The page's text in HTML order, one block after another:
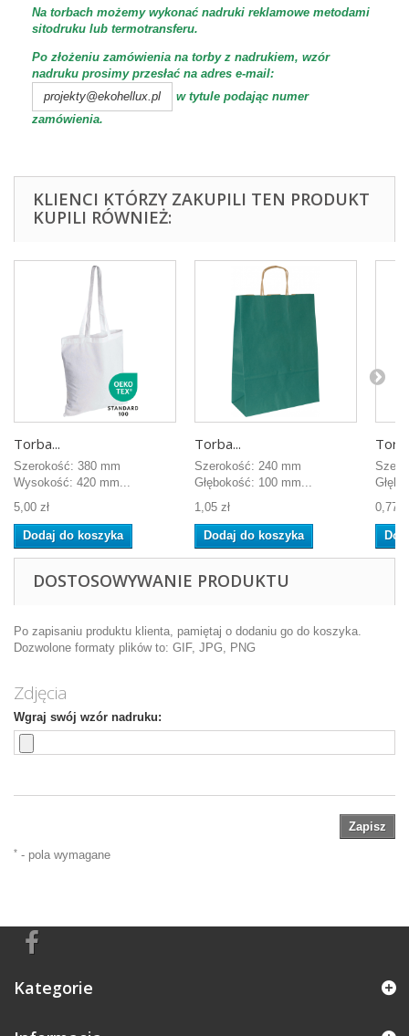
Na torbach możemy wykonać nadruki reklamowe metodami
sitodruku lub termotransferu.
Po złożeniu zamówienia na torby z nadrukiem, wzór
nadruku prosimy przesłać na adres e-mail:
projekty@ekohellux.pl
w tytule podając numer
zamówienia.
KLIENCI KTÓRZY ZAKUPILI TEN PRODUKT
KUPILI RÓWNIEŻ:
Torba...
Szerokość: 380 mm
Wysokość: 420 mm...
5,00 zł
Dodaj do koszyka
Torba...
Szerokość: 240 mm
Głębokość: 100 mm...
1,05 zł
Dodaj do koszyka
0,77
DOSTOSOWYWANIE PRODUKTU
Po zapisaniu produktu klienta, pamiętaj o dodaniu go do koszyka.
Dozwolone formaty plików to: GIF, JPG, PNG
Zdjęcia
Wgraj swój wzór nadruku:
Zapisz
* - pola wymagane
Kategorie